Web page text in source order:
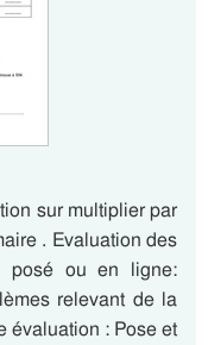
sur multiplier par
. Evaluation des
posé ou en ligne:
relevant de la
évaluation : Pose et